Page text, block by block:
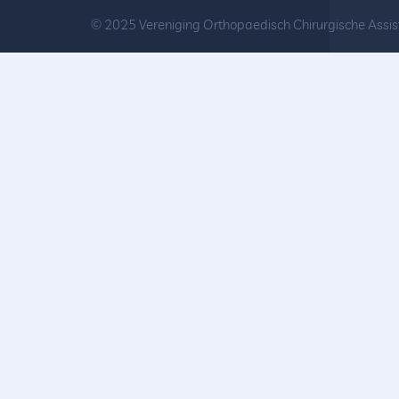
© 2025 Vereniging Orthopaedisch Chirurgische